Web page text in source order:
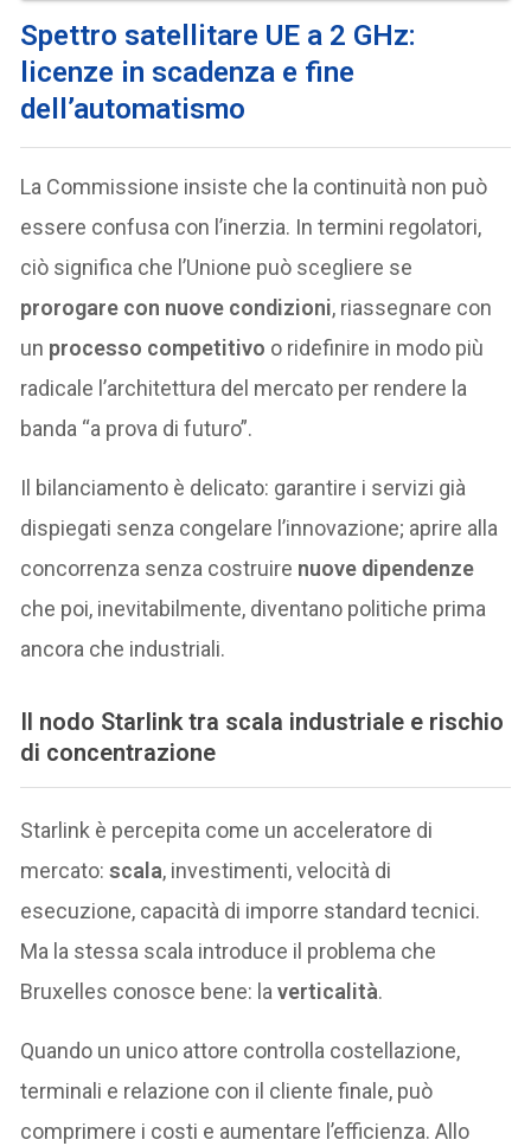
Spettro satellitare UE a 2 GHz:
licenze in scadenza e fine
dell’automatismo
La Commissione insiste che la continuità non può
essere confusa con l’inerzia. In termini regolatori,
ciò significa che l’Unione può scegliere se
prorogare con nuove condizioni, riassegnare con
un processo competitivo o ridefinire in modo più
radicale l’architettura del mercato per rendere la
banda “a prova di futuro”.
Il bilanciamento è delicato: garantire i servizi già
dispiegati senza congelare l’innovazione; aprire alla
concorrenza senza costruire nuove dipendenze
che poi, inevitabilmente, diventano politiche prima
ancora che industriali.
Il nodo Starlink tra scala industriale e rischio
di concentrazione
Starlink è percepita come un acceleratore di
mercato:scala, investimenti, velocità di
esecuzione, capacità di imporre standard tecnici.
Ma la stessa scala introduce il problema che
Bruxelles conosce bene: laverticalità.
Quando un unico attore controlla costellazione,
terminali e relazione con il cliente finale, può
comprimere i costi e aumentare l’efficienza. Allo